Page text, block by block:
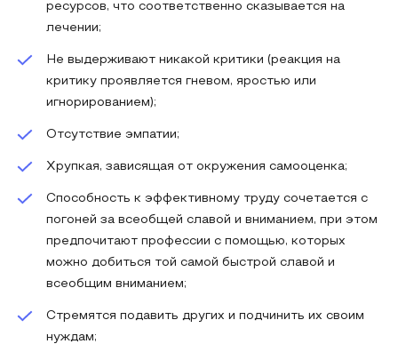
ресурсов, что соответственно сказывается на
лечении;
Не выдерживают никакой критики (реакция на
критику проявляется гневом, яростью или
игнорированием);
Отсутствие эмпатии;
Хрупкая, зависящая от окружения самооценка;
Способность к эффективному труду сочетается с
погоней за всеобщей славой и вниманием, при этом
предпочитают профессии с помощью, которых
можно добиться той самой быстрой славой и
всеобщим вниманием;
Стремятся подавить других и подчинить их своим
нуждам;